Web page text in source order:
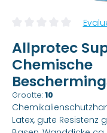
Gemiddelde
Allprotec
Chemische
Grootte:10
Latex, gute Resistenz